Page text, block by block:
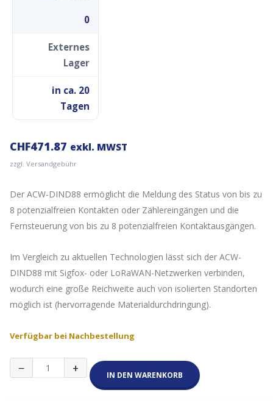
0
Externes
Lager
in ca. 20
Tagen
CHF471.87 exkl. MWST
zzgl. Versandgebühr
Der ACW-DIND88 ermöglicht die Meldung des Status von bis zu
8 potenzialfreien Kontakten oder Zählereingängen und die
Fernsteuerung von bis zu 8 potenzialfreien Kontaktausgängen.
Im Vergleich zu aktuellen Technologien lässt sich der ACW-
DIND88 mit Sigfox- oder LoRaWAN-Netzwerken verbinden,
wodurch eine große Reichweite auch von isolierten Standorten
möglich ist (hervorragende Materialdurchdringung).
Verfügbar bei Nachbestellung
−
Eingänge
+ IN DEN WARENKORB